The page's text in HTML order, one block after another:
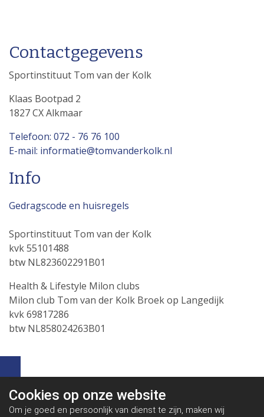
Contactgegevens
Sportinstituut Tom van der Kolk
Klaas Bootpad 2
1827 CX Alkmaar
Telefoon: 072 - 76 76 100
E-mail: informatie@tomvanderkolk.nl
Info
Gedragscode en huisregels
Sportinstituut Tom van der Kolk
kvk 55101488
btw NL823602291B01
Health & Lifestyle Milon clubs
Milon club Tom van der Kolk Broek op Langedijk
kvk 69817286
btw NL858024263B01
Cookies op onze website
Om je goed en persoonlijk van dienst te zijn, maken wij